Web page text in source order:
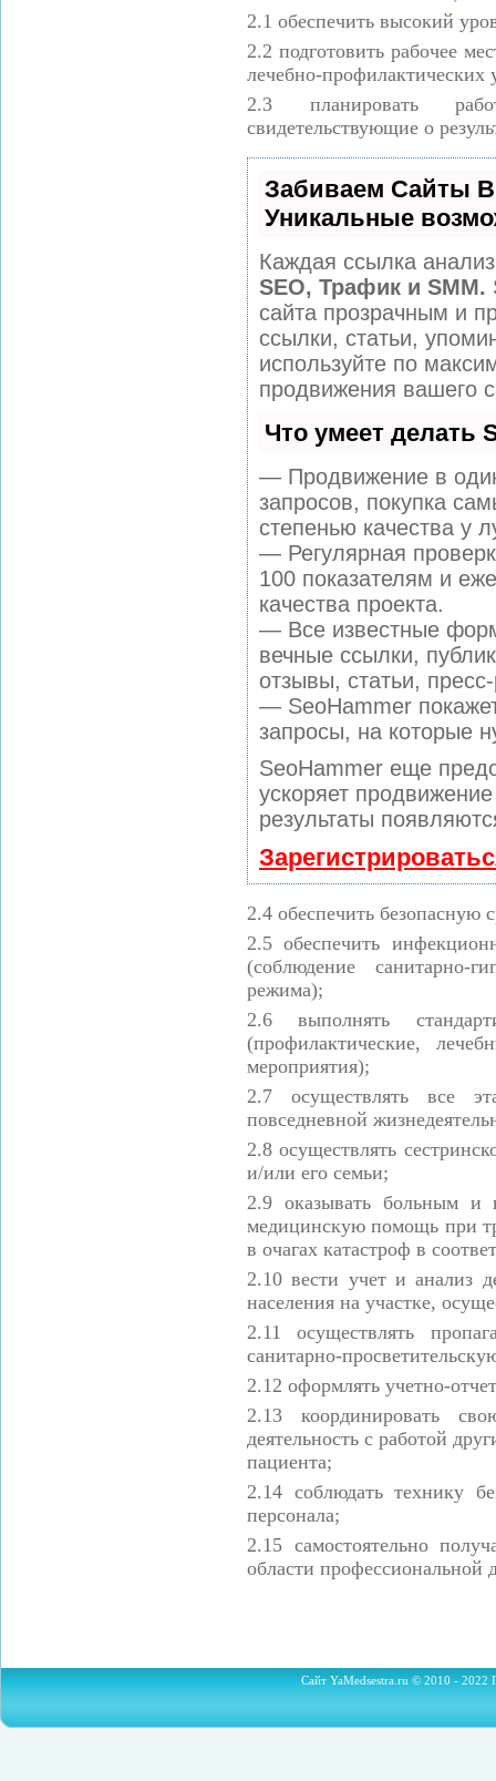
2.1 обеспечить высокий
2.2 подготовить рабочее
лечебно-
2.3
планировать
свидетельствующие о
Забиваем Сайты
Уникальные
Каждая ссылка
SEO, Трафик и SMM.
сайта прозрачным и
ссылки, статьи,
используйте по
продвижения вашего
Что умеет делать
— Продвижение в
запросов, покупка
степенью качества у
— Регулярная
100 показателям и
качества проекта.
— Все известные
вечные ссылки,
отзывы, статьи,
— SeoHammer
запросы, на которые
SeoHammer еще
ускоряет
результаты
2.4 обеспечить безопасную
2.5обеспечить
(соблюдение санитарно-
режима);
2.6
выполнять
(профилактические,
мероприятия);
2.7осуществлять все
повседневной
2.8осуществлять
и/или его семьи;
2.9 оказывать больным и
медицинскую помощь при
в очагах катастроф в
2.10вести учет и анализ
населения на участке,
2.11
осуществлять
санитарно-
2.12 оформлять учетно-
2.13
координировать
деятельность с работой
пациента;
2.14 соблюдать технику
персонала;
2.15 самостоятельно
области профессиональной
Сайт YaMedsestra.ru © 2010 - 2022